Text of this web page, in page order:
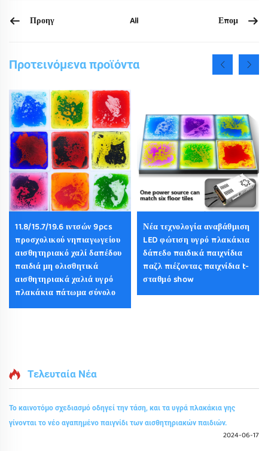
Προηγ All Επομ
Προτεινόμενα προϊόντα
11.8/15.7/19.6 ιντσών 9pcs
προσχολικού νηπιαγωγείου
αισθητηριακό χαλί δαπέδου
παιδιά μη ολισθητικά
αισθητηριακά χαλιά υγρό
πλακάκια πάτωμα σύνολο
Νέα τεχνολογία αναβάθμιση
LED φώτιση υγρό πλακάκια
δάπεδο παιδικά παιχνίδια
παζλ πιέζοντας παιχνίδια t-
σταθμό show
Τελευταία Νέα
Το καινοτόμο σχεδιασμό οδηγεί την τάση, και τα υγρά πλακάκια γης
γίνονται το νέο αγαπημένο παιγνίδι των αισθητηριακών παιδιών.
2024-06-17